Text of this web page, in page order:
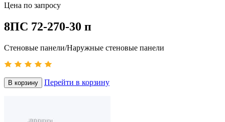
Цена по запросу
8ПС 72-270-30 п
Стеновые панели/Наружные стеновые панели
В корзину Перейти в корзину